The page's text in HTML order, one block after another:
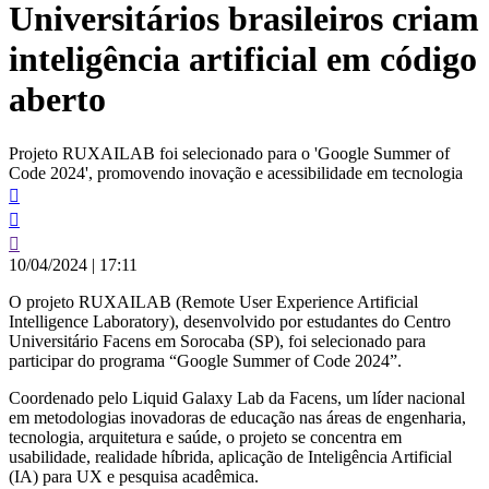
conteúdo
Universitários brasileiros criam
inteligência artificial em código
aberto
Projeto RUXAILAB foi selecionado para o 'Google Summer of
Code 2024', promovendo inovação e acessibilidade em tecnologia
10/04/2024 | 17:11
O projeto RUXAILAB (Remote User Experience Artificial
Intelligence Laboratory), desenvolvido por estudantes do Centro
Universitário Facens em Sorocaba (SP), foi selecionado para
participar do programa “Google Summer of Code 2024”.
Coordenado pelo Liquid Galaxy Lab da Facens, um líder nacional
em metodologias inovadoras de educação nas áreas de engenharia,
tecnologia, arquitetura e saúde, o projeto se concentra em
usabilidade, realidade híbrida, aplicação de Inteligência Artificial
(IA) para UX e pesquisa acadêmica.